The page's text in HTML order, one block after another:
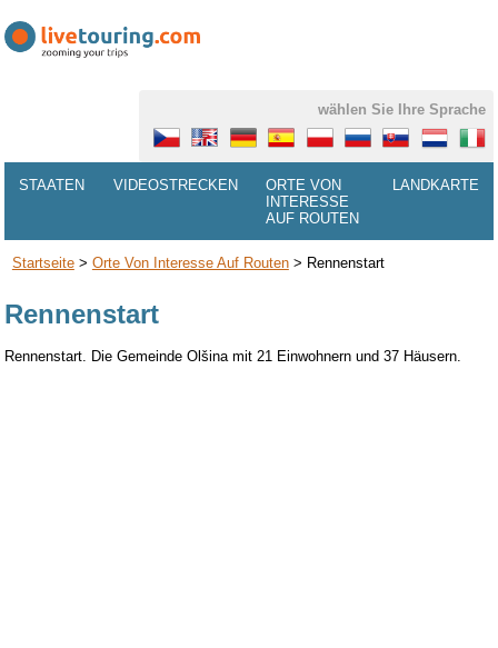
wählen Sie Ihre Sprache
STAATEN VIDEOSTRECKEN
ORTE VON
INTERESSE
AUF ROUTEN
LANDKARTE
Startseite> Orte Von Interesse Auf Routen> Rennenstart
Rennenstart
Rennenstart. Die Gemeinde Olšina mit 21 Einwohnern und 37 Häusern.